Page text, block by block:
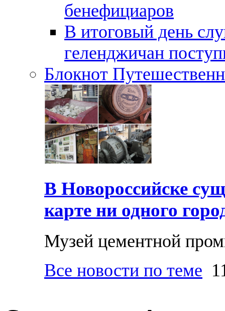
бенефициаров
В итоговый день
геленджичан
Блокнот
В Новороссийске
карте ни одного
Музей цементной
Все новости по теме